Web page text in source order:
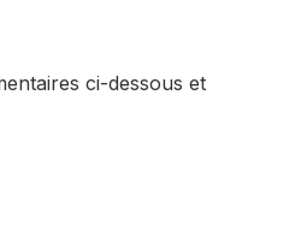
ci-dessous et